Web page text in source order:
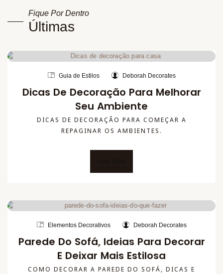
Fique Por Dentro
Últimas
Guia de Estilos Deborah Decorates
Dicas De Decoração Para Melhorar
Seu Ambiente
DICAS DE DECORAÇÃO PARA COMEÇAR A
REPAGINAR OS AMBIENTES.
Elementos Decorativos Deborah Decorates
Parede Do Sofá, Ideias Para Decorar
E Deixar Mais Estilosa
COMO DECORAR A PAREDE DO SOFÁ, DICAS E